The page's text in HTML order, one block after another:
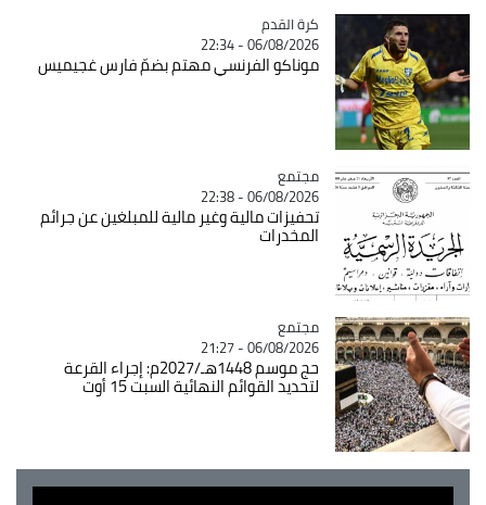
Catégorie
كرة القدم
06/08/2026 - 22:34
موناكو الفرنسي مهتم بضمّ فارس غجيميس
Catégorie
مجتمع
06/08/2026 - 22:38
تحفيزات مالية وغير مالية للمبلغين عن جرائم
المخدرات
Catégorie
مجتمع
06/08/2026 - 21:27
حج موسم 1448هـ/2027م: إجراء القرعة
لتحديد القوائم النهائية السبت 15 أوت